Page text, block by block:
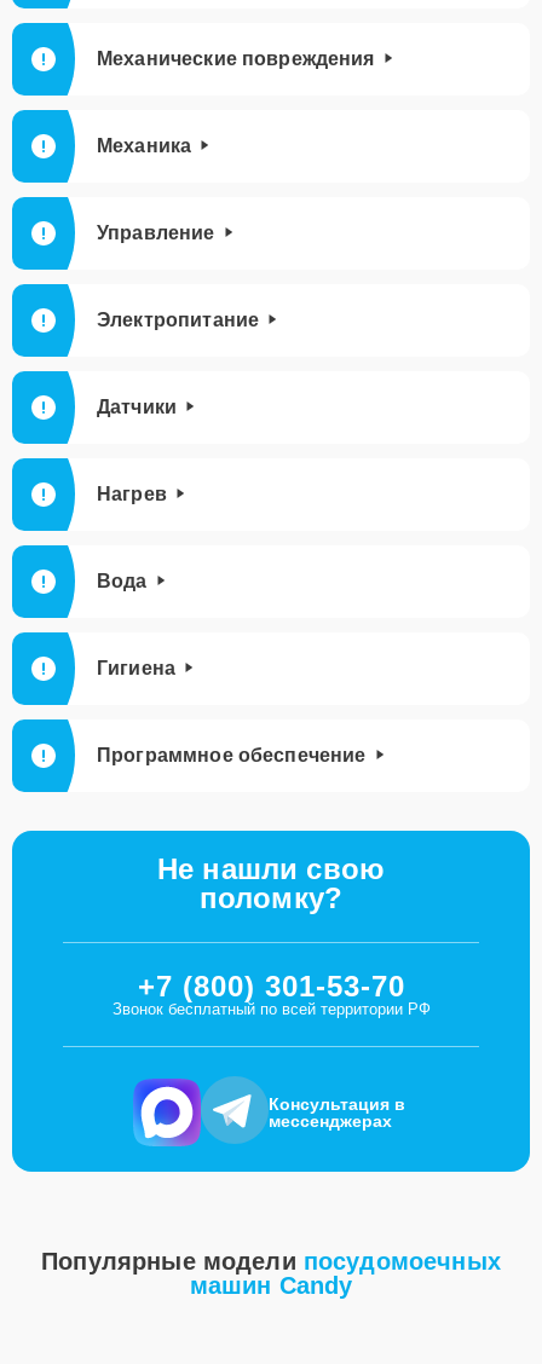
Механические повреждения
Механика
Управление
Электропитание
Датчики
Нагрев
Вода
Гигиена
Программное обеспечение
Не нашли свою
поломку?
+7 (800) 301-53-70
Звонок бесплатный по всей территории РФ
Консультация в
мессенджерах
Популярные модели посудомоечных
машин Candy